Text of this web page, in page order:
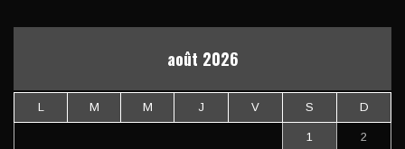
août 2026
L M M J V S D
1 2